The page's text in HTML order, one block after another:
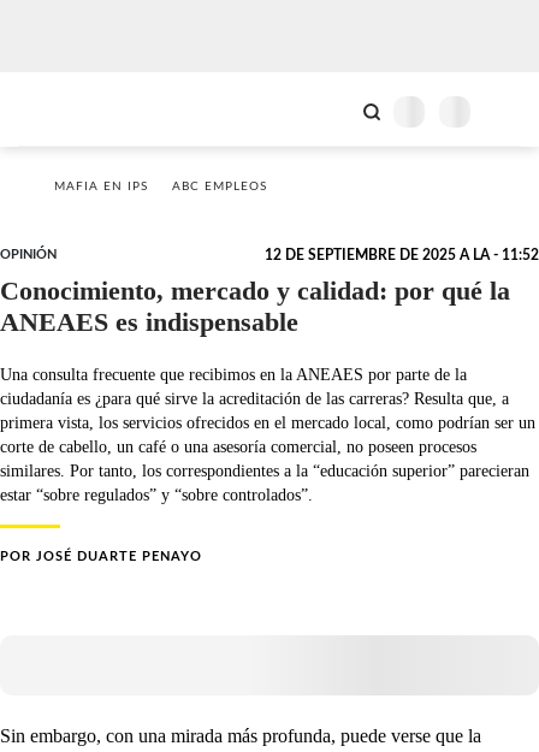
MAFIA EN IPS ABC EMPLEOS
OPINIÓN 12 DE SEPTIEMBRE DE 2025 A LA - 11:52
Conocimiento, mercado y calidad: por qué la
ANEAES es indispensable
Una consulta frecuente que recibimos en la ANEAES por parte de la
ciudadanía es ¿para qué sirve la acreditación de las carreras? Resulta que, a
primera vista, los servicios ofrecidos en el mercado local, como podrían ser un
corte de cabello, un café o una asesoría comercial, no poseen procesos
similares. Por tanto, los correspondientes a la “educación superior” parecieran
estar “sobre regulados” y “sobre controlados”.
POR JOSÉ DUARTE PENAYO
Sin embargo, con una mirada más profunda, puede verse que la